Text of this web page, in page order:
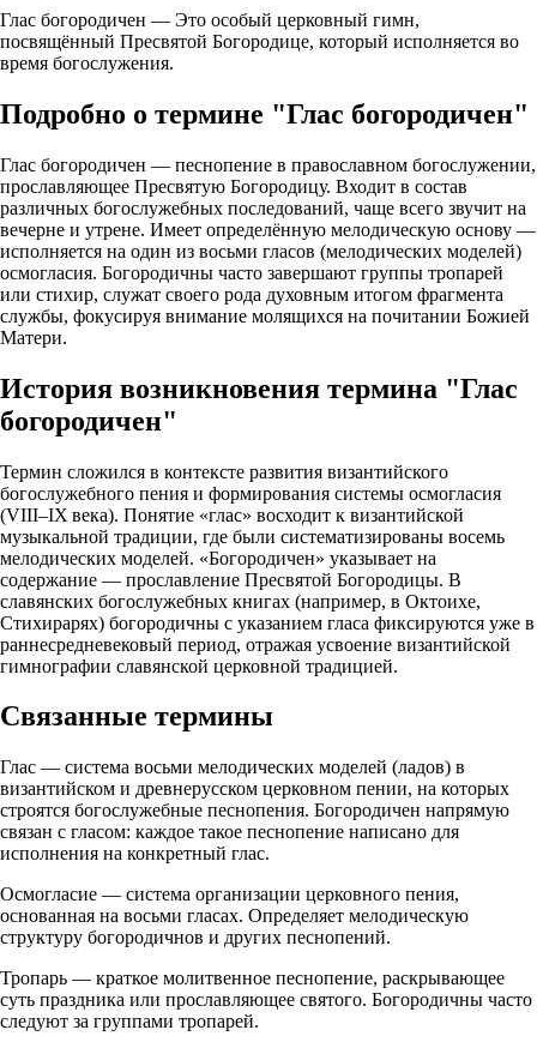
Глас богородичен — Это особый церковный гимн,
посвящённый Пресвятой Богородице, который исполняется во
время богослужения.
Подробно о термине "Глас богородичен"
Глас богородичен — песнопение в православном богослужении,
прославляющее Пресвятую Богородицу. Входит в состав
различных богослужебных последований, чаще всего звучит на
вечерне и утрене. Имеет определённую мелодическую основу —
исполняется на один из восьми гласов (мелодических моделей)
осмогласия. Богородичны часто завершают группы тропарей
или стихир, служат своего рода духовным итогом фрагмента
службы, фокусируя внимание молящихся на почитании Божией
Матери.
История возникновения термина "Глас
богородичен"
Термин сложился в контексте развития византийского
богослужебного пения и формирования системы осмогласия
(VIII–IX века). Понятие «глас» восходит к византийской
музыкальной традиции, где были систематизированы восемь
мелодических моделей. «Богородичен» указывает на
содержание — прославление Пресвятой Богородицы. В
славянских богослужебных книгах (например, в Октоихе,
Стихирарях) богородичны с указанием гласа фиксируются уже в
раннесредневековый период, отражая усвоение византийской
гимнографии славянской церковной традицией.
Связанные термины
Глас — система восьми мелодических моделей (ладов) в
византийском и древнерусском церковном пении, на которых
строятся богослужебные песнопения. Богородичен напрямую
связан с гласом: каждое такое песнопение написано для
исполнения на конкретный глас.
Осмогласие — система организации церковного пения,
основанная на восьми гласах. Определяет мелодическую
структуру богородичнов и других песнопений.
Тропарь — краткое молитвенное песнопение, раскрывающее
суть праздника или прославляющее святого. Богородичны часто
следуют за группами тропарей.